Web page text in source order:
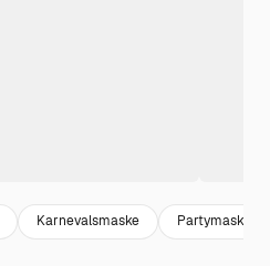
Karnevalsmaske Partymaske